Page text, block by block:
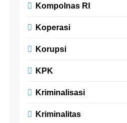
Kompolnas RI
Koperasi
Korupsi
KPK
Kriminalisasi
Kriminalitas